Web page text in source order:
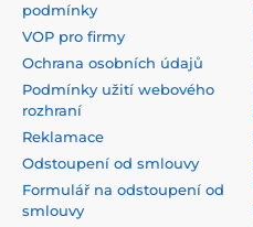
podmínky
VOP pro firmy
Ochrana osobních údajů
Podmínky užití webového
rozhraní
Reklamace
Odstoupení od smlouvy
Formulář na odstoupení od
smlouvy